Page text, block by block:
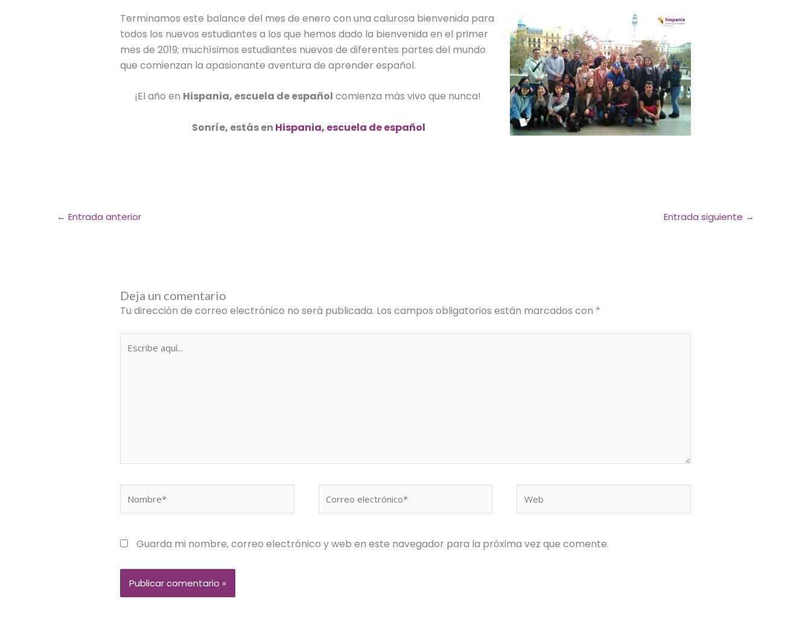
Terminamos este balance del mes de enero con una calurosa bienvenida para
todos los nuevos estudiantes a los que hemos dado la bienvenida en el primer
mes de 2019; muchísimos estudiantes nuevos de diferentes partes del mundo
que comienzan la apasionante aventura de aprender español.
¡El año en Hispania, escuela de español comienza más vivo que nunca!
Sonríe, estás en Hispania, escuela de español
← Entrada anterior Entrada siguiente →
Deja un comentario
Tu dirección de correo electrónico no será publicada. Los campos obligatorios están marcados con *
aquí...
electrónico*
Guarda mi nombre, correo electrónico y web en este navegador para la próxima vez que comente.